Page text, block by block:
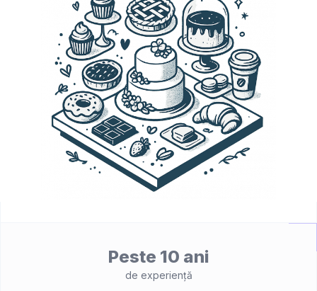
Peste 10 ani
de experiență